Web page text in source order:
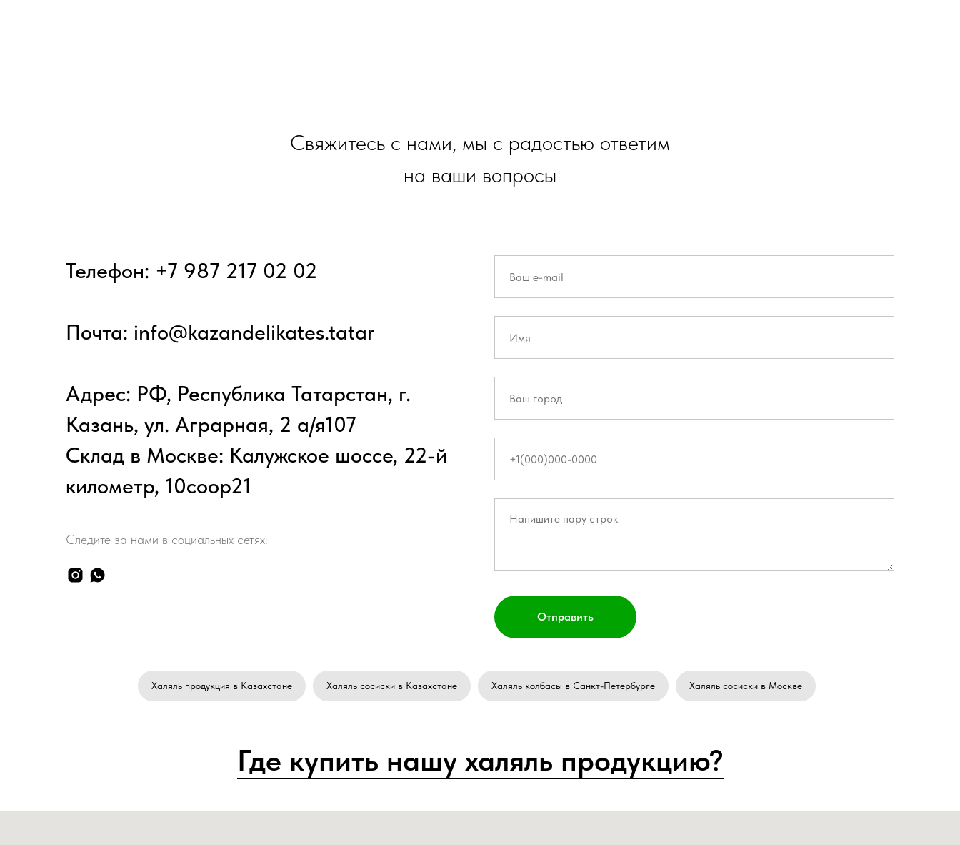
Свяжитесь с нами, мы с радостью ответим
на ваши вопросы
Телефон: +7 987 217 02 02
Почта: info@kazandelikates.tatar
Адрес: РФ, Республика Татарстан, г.
Казань, ул. Аграрная, 2 а/я107
Склад в Москве: Калужское шоссе, 22-й
километр, 10соор21
Следите за нами в социальных сетях:
Отправить
Халяль продукция в Казахстане Халяль сосиски в Казахстане Халяль колбасы в Санкт-Петербурге Халяль сосиски в Москве
Где купить нашу халяль продукцию?